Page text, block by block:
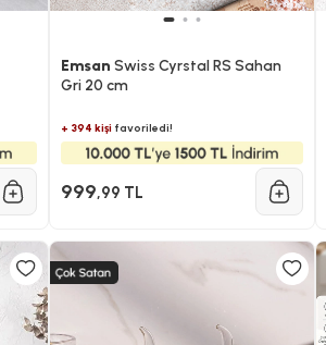
Emsan Swiss Cyrstal RS Sahan
Gri 20 cm
+ 394 kişifavoriledi!
999,99 TL